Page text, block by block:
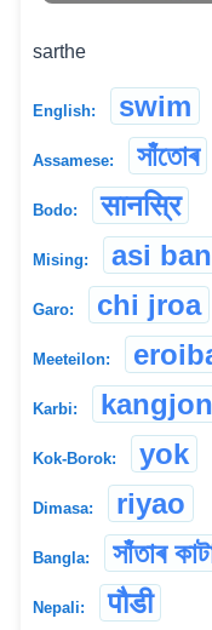
sarthe
English: swim
Assamese: সাঁতোৰ
Bodo: सानस्रि
Mising: asi
Garo: chi jroa
Meeteilon:
Karbi:
Kok-Borok: yok
Dimasa: riyao
Bangla: সাঁতাৰ
Nepali: पौडी